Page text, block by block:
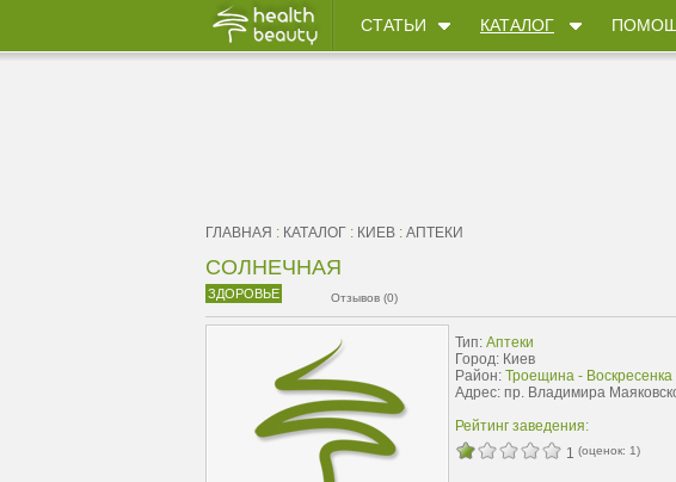
СТАТЬИ КАТАЛОГ
ГЛАВНАЯ : КАТАЛОГ : КИЕВ : АПТЕКИ
СОЛНЕЧНАЯ
ЗДОРОВЬЕ Отзывов (0)
Тип: Аптеки
Город: Киев
Район: Троещина - Воскресенка
Адрес: пр. Владимира
Рейтинг заведения:
1 (оценок: 1)